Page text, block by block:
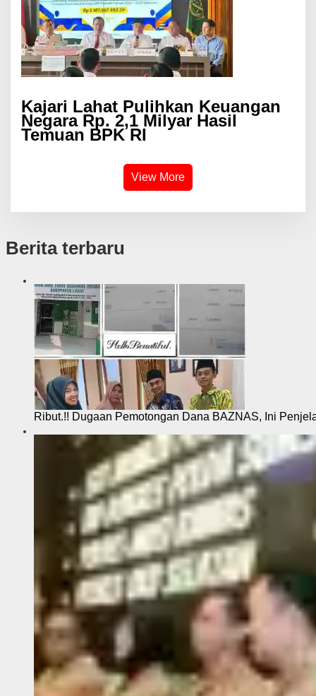
Kajari Lahat Pulihkan Keuangan
Negara Rp. 2,1 Milyar Hasil
Temuan BPK RI
View More
Berita terbaru
Ribut.!! Dugaan Pemotongan Dana BAZNAS, Ini